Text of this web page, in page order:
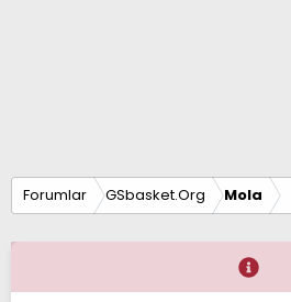
Forumlar GSbasket.Org Mola